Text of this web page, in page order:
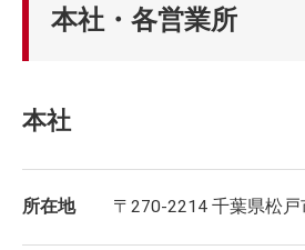
本社・各営業所
本社
所在地 〒270-2214 千葉県松